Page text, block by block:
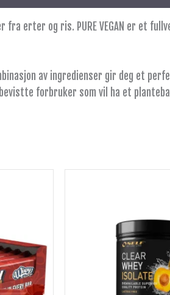
fra erter og ris. PURE VEGAN er et
av ingredienser gir deg et
forbruker som vil ha et
varianter.
kan